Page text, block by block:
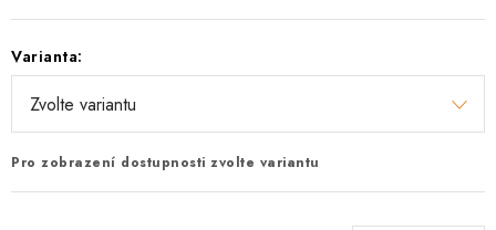
FAQ
Varianta:
Pro zobrazení dostupnosti zvolte variantu